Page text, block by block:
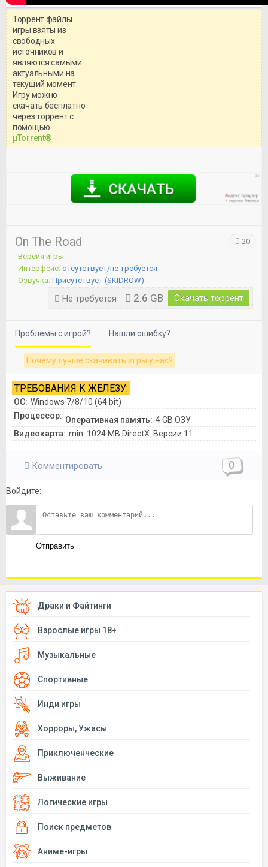
системными требованиями и
Торрент файлы
игры взяты из
свободных
источников и
являются самыми
актуальными на
текущий момент.
Игру можно
скачать бесплатно
через торрент с
помощью:
μTorrent®
On The Road
Версия игры:
Интерфейс: отсутствует/не требуется
Озвучка: Присутствует (SKIDROW)
Не требуется 2.6 GB Скачать торрент
20
Проблемы с игрой? Нашли ошибку?
Почему лучше скачивать игры у нас?
ТРЕБОВАНИЯ К ЖЕЛЕЗУ:
ОС: Windows 7/8/10 (64 bit)
Процессор: Оперативная память: 4 GB ОЗУ
Видеокарта: min. 1024 MB DirectX: Версии 11
Комментировать 0
Войдите:
Отправить
Драки и Файтинги
Взрослые игры 18+
Музыкальные
Спортивные
Инди игры
Хорроры, Ужасы
Приключенческие
Выживание
Логические игры
Поиск предметов
Аниме-игры